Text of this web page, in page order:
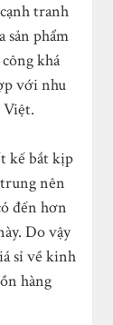
tranh
sản phẩm
khá
với nhu
Việt.
kế bắt kịp
nên
đến hơn
Do vậy
sỉ về kinh
hàng